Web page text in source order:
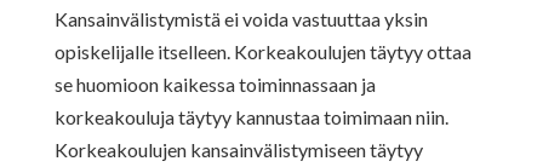
Kansainvälistymistä ei voida vastuuttaa yksin
opiskelijalle itselleen. Korkeakoulujen täytyy ottaa
se huomioon kaikessa toiminnassaan ja
korkeakouluja täytyy kannustaa toimimaan niin.
Korkeakoulujen kansainvälistymiseen täytyy